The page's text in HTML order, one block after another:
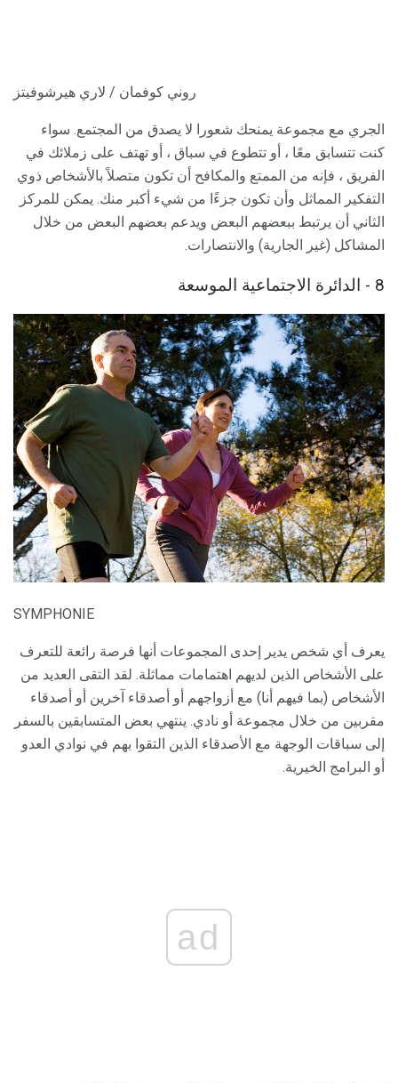
روني كوفمان / لاري هيرشوفيتز
الجري مع مجموعة يمنحك شعورا لا يصدق من المجتمع. سواء
كنت تتسابق معًا ، أو تتطوع في سباق ، أو تهتف على زملائك في
الفريق ، فإنه من الممتع والمكافح أن تكون متصلاً بالأشخاص ذوي
التفكير المماثل وأن تكون جزءًا من شيء أكبر منك. يمكن للمركز
الثاني أن يرتبط ببعضهم البعض ويدعم بعضهم البعض من خلال
المشاكل (غير الجارية) والانتصارات.
8 - الدائرة الاجتماعية الموسعة
SYMPHONIE
يعرف أي شخص يدير إحدى المجموعات أنها فرصة رائعة للتعرف
على الأشخاص الذين لديهم اهتمامات مماثلة. لقد التقى العديد من
الأشخاص (بما فيهم أنا) مع أزواجهم أو أصدقاء آخرين أو أصدقاء
مقربين من خلال مجموعة أو نادي. ينتهي بعض المتسابقين بالسفر
إلى سباقات الوجهة مع الأصدقاء الذين التقوا بهم في نوادي العدو
أو البرامج الخيرية.
ad